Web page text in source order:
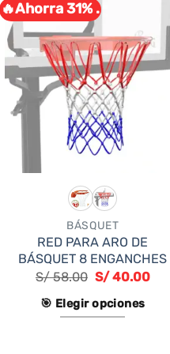
🔥Ahorra 31% .
BÁSQUET
RED PARA ARO DE
BÁSQUET 8 ENGANCHES
S/58.00 S/40.00
🎯 Elegir opciones